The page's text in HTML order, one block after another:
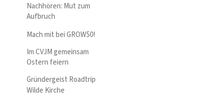
Nachhören: Mut zum
Aufbruch
Mach mit bei GROW50!
Im CVJM gemeinsam
Ostern feiern
Gründergeist Roadtrip
Wilde Kirche